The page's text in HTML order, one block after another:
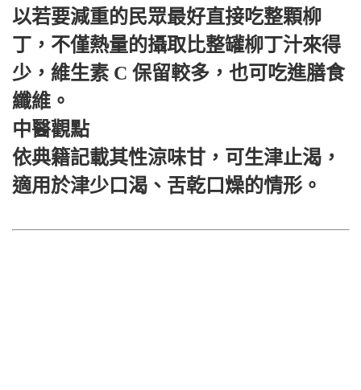
以若要減重的民眾最好直接吃整顆柳
丁，不僅熱量的攝取比整罐柳丁汁來得
少，維生素 C 保留較多，也可吃進膳食
纖維。
中醫觀點
依典籍記載其性涼味甘，可生津止渴，
適用於津少口渴、舌乾口燥的情形。